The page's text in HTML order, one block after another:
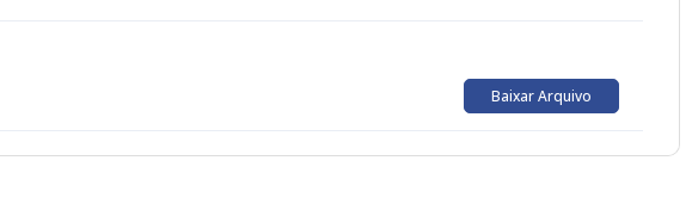
Baixar Arquivo